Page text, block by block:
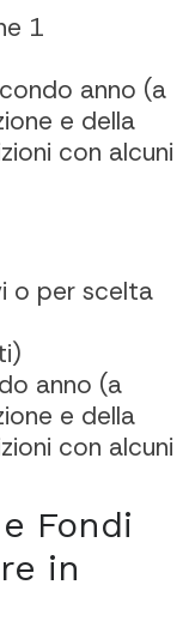
1
anno (a
e della
con alcuni
o per scelta
anno (a
e della
con alcuni
Fondi
in